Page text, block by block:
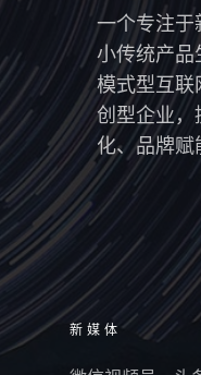
一个专注于
小传统产品
模式型互联
创型企业，
化、品牌赋
新媒体